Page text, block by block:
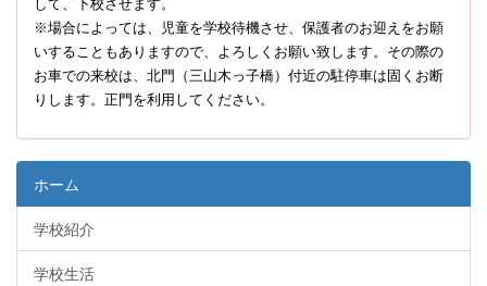
して、下校させます。
※場合によっては、児童を学校待機させ、保護者のお迎えをお願
いすることもありますので、よろしくお願い致します。その際の
お車での来校は、北門（三山木っ子橋）付近の駐停車は固くお断
りします。正門を利用してください。
ホーム
学校紹介
学校生活